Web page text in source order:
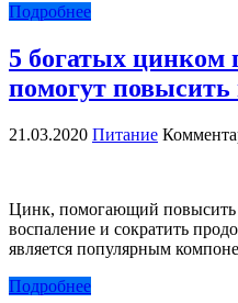
Подробнее
5 богатых цинком
помогут
21.03.2020 Питание
Цинк, помогающий повысить
воспаление и сократить
является популярным
Подробнее